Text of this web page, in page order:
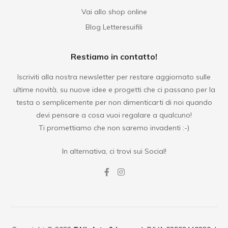
Vai allo shop online
Blog Letteresuifili
Restiamo in contatto!
Iscriviti alla nostra newsletter per restare aggiornato sulle
ultime novità, su nuove idee e progetti che ci passano per la
testa o semplicemente per non dimenticarti di noi quando
devi pensare a cosa vuoi regalare a qualcuno!
Ti promettiamo che non saremo invadenti :-)
In alternativa, ci trovi sui Social!